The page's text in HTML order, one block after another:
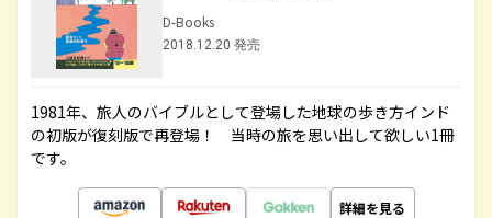
D-Books
2018.12.20 発売
1981年、旅人のバイブルとして登場した地球の歩き方インド
の初版が復刻版で再登場！ 当時の旅を思い出して欲しい1冊
です。
詳細を見る